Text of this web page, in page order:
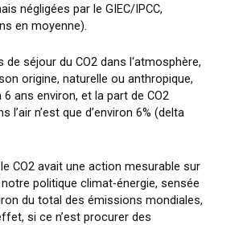
négligées par le GIEC/IPCC,
en moyenne).
de séjour du CO2dans l‘atmosphère,
origine, naturelle ou anthropique,
6 ans environ, et la part de CO2
l’air n’est que d’environ 6% (delta
CO2avait une action mesurable sur
politique climat-énergie, sensée
du total des émissions mondiales,
si ce n’est procurer des